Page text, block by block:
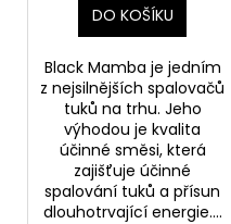
DO KOŠÍKU
Black Mamba je jedním
z nejsilnějších spalovačů
tuků na trhu. Jeho
výhodou je kvalita
účinné směsi, která
zajišťuje účinné
spalování tuků a přísun
dlouhotrvající energie....